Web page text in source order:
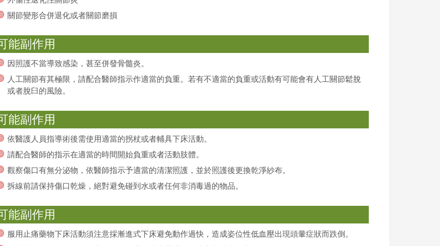
關節變形合併退化或者關節磨損
能副作用
因照護不當導致感染，甚至併發骨髓炎。
人工關節有其極限，請配合醫師指示作適當的負重。若有不適當的負重或活動有可能會有人工關節鬆脫
或者脫臼的風險。
能副作用
依醫護人員指導術後需使用適當的拐杖或者輔具下床活動。
請配合醫師的指示在適當的時間開始負重或者活動肢體。
觀察傷口有無分泌物，依醫師指示予適當的清潔照護，並於照護後更換乾淨紗布。
拆線前請保持傷口乾燥，絕對避免碰到水或者任何非消毒過的物品。
能副作用
服用止痛藥物下床活動須注意採漸進式下床避免動作過快，造成姿位性低血壓出現頭暈症狀而跌倒。